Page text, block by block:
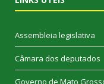
Assembleia legislativa
Câmara dos deputados